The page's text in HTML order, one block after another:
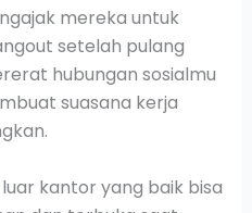
mereka untuk
setelah pulang
hubungan sosialmu
suasana kerja
kantor yang baik bisa